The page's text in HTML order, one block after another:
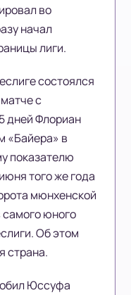
во
начал
лиги.
состоялся
с
дней Флориан
«Байера» в
показателю
того же года
мюнхенской
юного
Об этом
страна.
Юссуфа